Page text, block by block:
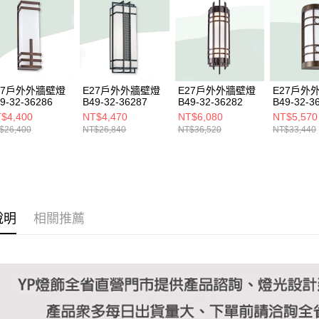
https://
３．未成
「
４．使用
即時審查
結果請求
５．嚴禁
形，恩沛
動。
戶外外牆壁燈
32-36286
E27戶外外牆壁燈
B49-32-36287
NT$4,470
NT$26,840
E27戶外外牆壁燈
B49-32-36282
NT$6,080
NT$36,520
E27戶外
B49-32-
NT$5,570
NT$33,440
明 相關推薦